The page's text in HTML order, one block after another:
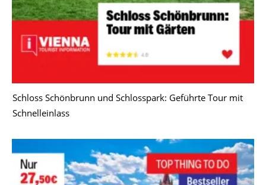
Schloss Schönbrunn und Schlosspark: Geführte Tour mit
Schnelleinlass